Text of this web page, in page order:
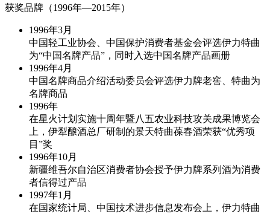
获奖品牌（1996年—2015年）
1996年3月
中国轻工业协会、中国保护消费者基金会评选伊力特曲
为“中国名牌产品”，同时入选中国名牌产品画册
1996年4月
中国名牌商品介绍活动委员会评选伊力牌老窖、特曲为
名牌商品
1996年
在星火计划实施十周年暨八五农业科技攻关成果博览会
上，伊犁酿酒总厂研制的景天特曲葆春酒荣获“优秀项
目”奖
1996年10月
新疆维吾尔自治区消费者协会授予伊力牌系列酒为消费
者信得过产品
1997年1月
在国家统计局、中国技术进步信息发布会上，伊力特曲